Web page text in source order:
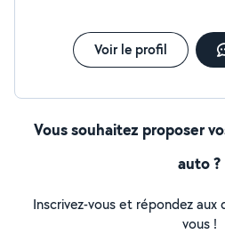
Voir le profil
Vous souhaitez proposer
auto ?
Inscrivez-vous et répondez
vous !